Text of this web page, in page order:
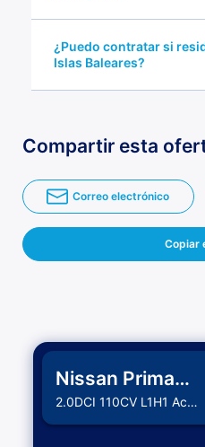
¿Puedo contratar si
Islas Baleares?
Compartir esta
Correo electrónico
Copiar
Nissan Primastar Furgón
2.0DCI 110CV L1H1 Acenta